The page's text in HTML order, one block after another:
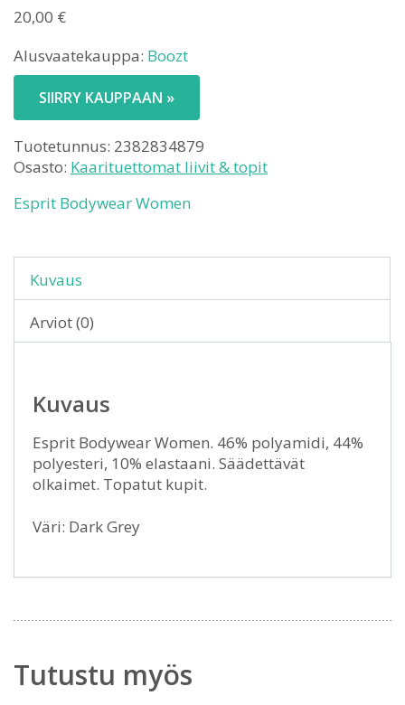
20,00 €
Alusvaatekauppa: Boozt
SIIRRY KAUPPAAN »
Tuotetunnus: 2382834879
Osasto: Kaarituettomat liivit & topit
Esprit Bodywear Women
Kuvaus
Arviot (0)
Kuvaus
Esprit Bodywear Women. 46% polyamidi, 44%
polyesteri, 10% elastaani. Säädettävät
olkaimet. Topatut kupit.
Väri: Dark Grey
Tutustu myös